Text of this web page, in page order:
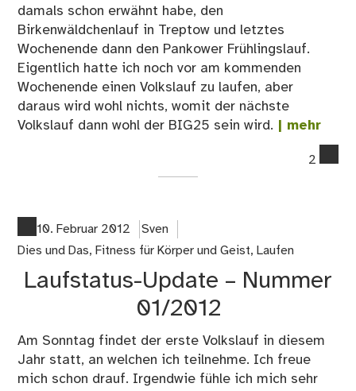
damals schon erwähnt habe, den
Birkenwäldchenlauf in Treptow und letztes
Wochenende dann den Pankower Frühlingslauf.
Eigentlich hatte ich noch vor am kommenden
Wochenende einen Volkslauf zu laufen, aber
daraus wird wohl nichts, womit der nächste
Volkslauf dann wohl der BIG25 sein wird. | mehr
2
10. Februar 2012
Sven
Dies und Das, Fitness für Körper und Geist, Laufen
Laufstatus-Update – Nummer
01/2012
Am Sonntag findet der erste Volkslauf in diesem
Jahr statt, an welchen ich teilnehme. Ich freue
mich schon drauf. Irgendwie fühle ich mich sehr